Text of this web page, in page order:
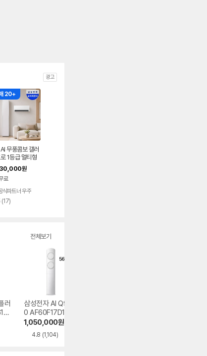
광고
20+
무풍콤보 갤러
1등급 멀티형
AF90H17D3
기본설치포함
원
료
식파트너 우주
리
(17)
전체보기
러
삼성전자 AI Q900
0 AF60F17D11GS
1,050,000원
4.8 (1,104)